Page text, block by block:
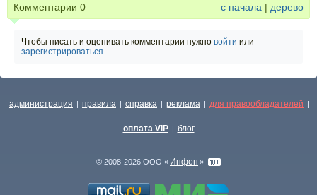
Комментарии 0 с начала | дерево
Чтобы писать и оценивать комментарии нужно войти или
зарегистрироваться
администрация | правила | справка | реклама | для правообладателей |
оплата VIP | блог
© 2008-2026 ООО « Инфон »